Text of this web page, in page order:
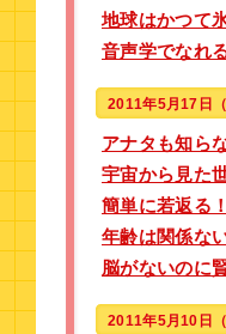
地球はかつて
音声学でなれ
2011年5月17日（
アナタも知ら
宇宙から見た
簡単に若返る
年齢は関係な
脳がないのに
2011年5月10日（